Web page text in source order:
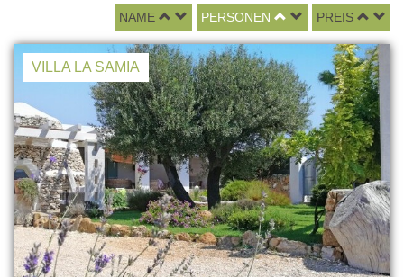
NAME PERSONEN PREIS
VILLA LA SAMIA